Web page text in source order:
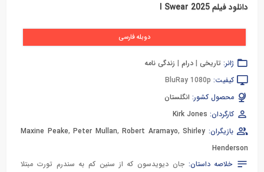
دانلود فیلم I Swear 2025
دوبله فارسی
ژانر: تاریخی | درام | زندگی نامه
کیفیت: BluRay 1080p
محصول کشور: انگلستان
کارگردان: Kirk Jones
بازیگران:
Maxine Peake, Peter Mullan, Robert Aramayo, Shirley
Henderson
خلاصه داستان:جان دیویدسون که از سنین کم به سندرم تورت مبتلا